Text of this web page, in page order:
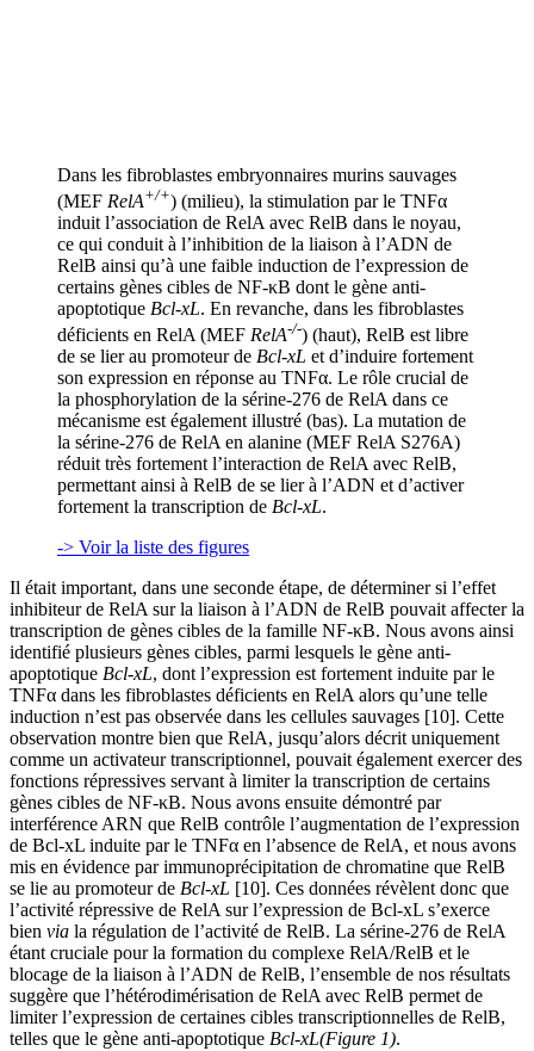
Dans les fibroblastes embryonnaires murins sauvages
(MEF RelA+/+) (milieu), la stimulation par le TNFα
induit l’association de RelA avec RelB dans le noyau,
ce qui conduit à l’inhibition de la liaison à l’ADN de
RelB ainsi qu’à une faible induction de l’expression de
certains gènes cibles de NF-κB dont le gène anti-
apoptotique Bcl-xL. En revanche, dans les fibroblastes
déficients en RelA (MEF RelA-/-) (haut), RelB est libre
de se lier au promoteur de Bcl-xL et d’induire fortement
son expression en réponse au TNFα. Le rôle crucial de
la phosphorylation de la sérine-276 de RelA dans ce
mécanisme est également illustré (bas). La mutation de
la sérine-276 de RelA en alanine (MEF RelA S276A)
réduit très fortement l’interaction de RelA avec RelB,
permettant ainsi à RelB de se lier à l’ADN et d’activer
fortement la transcription de Bcl-xL.
-> Voir la liste des figures
Il était important, dans une seconde étape, de déterminer si l’effet
inhibiteur de RelA sur la liaison à l’ADN de RelB pouvait affecter la
transcription de gènes cibles de la famille NF-κB. Nous avons ainsi
identifié plusieurs gènes cibles, parmi lesquels le gène anti-
apoptotique Bcl-xL, dont l’expression est fortement induite par le
TNFα dans les fibroblastes déficients en RelA alors qu’une telle
induction n’est pas observée dans les cellules sauvages [10]. Cette
observation montre bien que RelA, jusqu’alors décrit uniquement
comme un activateur transcriptionnel, pouvait également exercer des
fonctions répressives servant à limiter la transcription de certains
gènes cibles de NF-κB. Nous avons ensuite démontré par
interférence ARN que RelB contrôle l’augmentation de l’expression
de Bcl-xL induite par le TNFα en l’absence de RelA, et nous avons
mis en évidence par immunoprécipitation de chromatine que RelB
se lie au promoteur de Bcl-xL [10]. Ces données révèlent donc que
l’activité répressive de RelA sur l’expression de Bcl-xL s’exerce
bien via la régulation de l’activité de RelB. La sérine-276 de RelA
étant cruciale pour la formation du complexe RelA/RelB et le
blocage de la liaison à l’ADN de RelB, l’ensemble de nos résultats
suggère que l’hétérodimérisation de RelA avec RelB permet de
limiter l’expression de certaines cibles transcriptionnelles de RelB,
telles que le gène anti-apoptotique Bcl-xL(Figure 1).